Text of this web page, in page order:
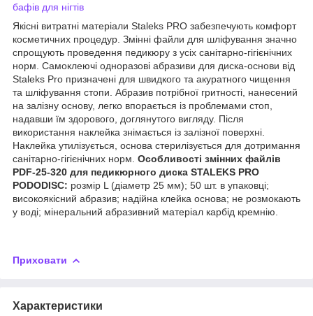
бафів для нігтів
Якісні витратні матеріали Staleks PRO забезпечують комфорт
косметичних процедур. Змінні файли для шліфування значно
спрощують проведення педикюру з усіх санітарно-гігієнічних
норм. Самоклеючі одноразові абразиви для диска-основи від
Staleks Pro призначені для швидкого та акуратного чищення
та шліфування стопи. Абразив потрібної гритності, нанесений
на залізну основу, легко впорається із проблемами стоп,
надавши їм здорового, доглянутого вигляду. Після
використання наклейка знімається із залізної поверхні.
Наклейка утилізується, основа стерилізується для дотримання
санітарно-гігієнічних норм. Особливості змінних файлів
PDF-25-320 для педикюрного диска STALEKS PRO
PODODISC: розмір L (діаметр 25 мм); 50 шт. в упаковці;
високоякісний абразив; надійна клейка основа; не розмокають
у воді; мінеральний абразивний матеріал карбід кремнію.
Приховати
Характеристики